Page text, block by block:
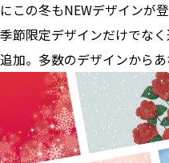
にこの冬もNEWデザインが登
季節限定デザインだけでな
追加。多数のデザインから